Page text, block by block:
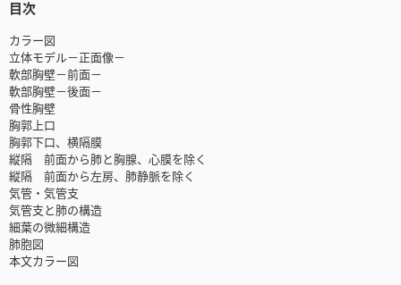
目次
カラー図
立体モデル－正面像－
軟部胸壁－前面－
軟部胸壁－後面－
骨性胸壁
胸郭上口
胸郭下口、横隔膜
縦隔 前面から肺と胸腺、心膜を除く
縦隔 前面から左房、肺静脈を除く
気管・気管支
気管支と肺の構造
細葉の微細構造
肺胞図
本文カラー図